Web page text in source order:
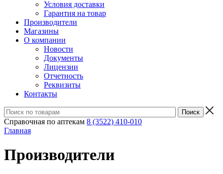
Условия доставки
Гарантия на товар
Производители
Магазины
О компании
Новости
Документы
Лицензии
Отчетность
Реквизиты
Контакты
Справочная по аптекам 8 (3522) 410-010
Главная
Производители